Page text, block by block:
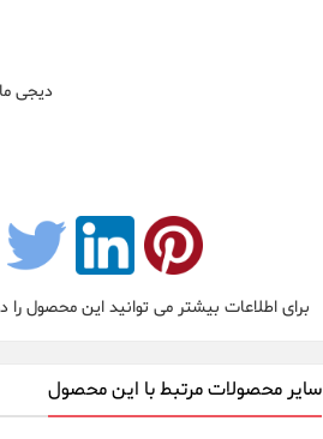
دیجی
برای اطلاعات بیشتر می توانید این محصول را
سایر محصولات مرتبط با این محصول